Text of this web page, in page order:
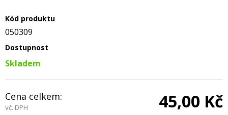
Kód produktu
050309
Dostupnost
Skladem
Cena celkem:
vč. DPH 45,00 Kč